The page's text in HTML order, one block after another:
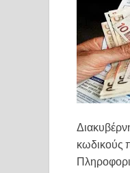
κωδικούς